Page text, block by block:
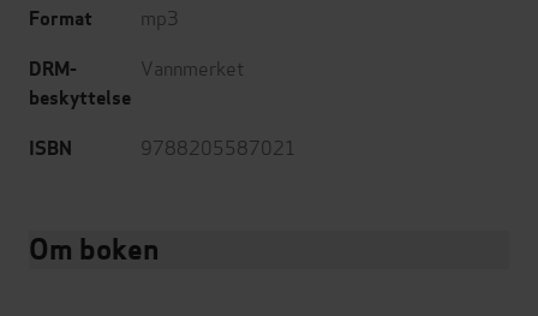
Format mp3
DRM-
beskyttelse
Vannmerket
ISBN 9788205587021
Om boken